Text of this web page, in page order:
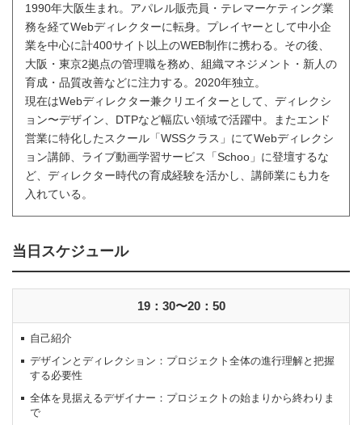
1990年大阪生まれ。アパレル販売員・テレマーケティング業
務を経てWebディレクターに転身。プレイヤーとして中小企
業を中心に計400サイト以上のWEB制作に携わる。その後、
大阪・東京2拠点の管理職を務め、組織マネジメント・新人の
育成・品質改善などに注力する。2020年独立。
現在はWebディレクター兼クリエイターとして、ディレクシ
ョン〜デザイン、DTPなど幅広い領域で活躍中。またエンド
営業に特化したスクール「WSSクラス」にてWebディレクシ
ョン講師、ライブ動画学習サービス「Schoo」に登壇するな
ど、ディレクター時代の育成経験を活かし、講師業にも力を
入れている。
当日スケジュール
19：30〜20：50
自己紹介
デザインとディレクション：プロジェクト全体の進行理解と把握
する必要性
全体を見据えるデザイナー：プロジェクトの始まりから終わりま
で